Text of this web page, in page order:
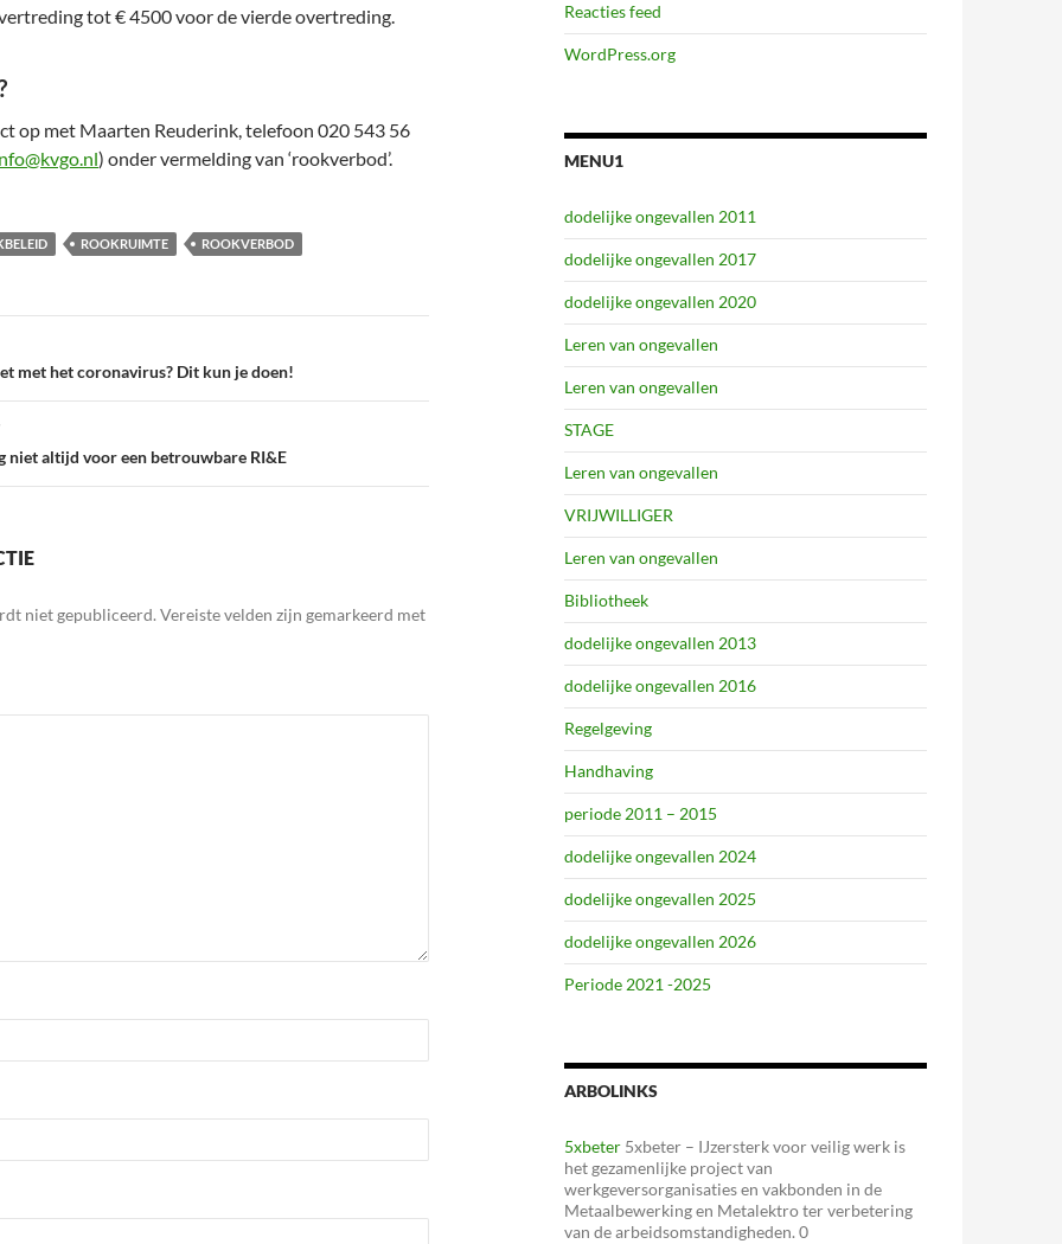
tot € 4500 voor de vierde overtreding.
op met Maarten Reuderink, telefoon 020 543 56
) onder vermelding van ‘rookverbod’.
ROOKRUIMTE ROOKVERBOD
met het coronavirus? Dit kun je doen!
niet altijd voor een betrouwbare RI&E
niet gepubliceerd. Vereiste velden zijn gemarkeerd met
Reacties feed
WordPress.org
MENU1
dodelijke ongevallen 2011
dodelijke ongevallen 2017
dodelijke ongevallen 2020
Leren van ongevallen
Leren van ongevallen
STAGE
Leren van ongevallen
VRIJWILLIGER
Leren van ongevallen
Bibliotheek
dodelijke ongevallen 2013
dodelijke ongevallen 2016
Regelgeving
Handhaving
periode 2011 – 2015
dodelijke ongevallen 2024
dodelijke ongevallen 2025
dodelijke ongevallen 2026
Periode 2021 -2025
ARBOLINKS
5xbeter 5xbeter – IJzersterk voor veilig werk is
het gezamenlijke project van
werkgeversorganisaties en vakbonden in de
Metaalbewerking en Metalektro ter verbetering
van de arbeidsomstandigheden. 0